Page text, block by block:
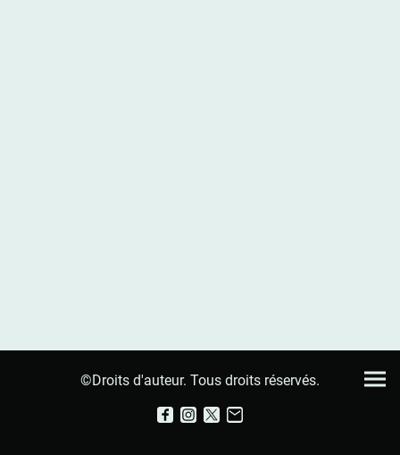
©Droits d'auteur. Tous droits réservés.